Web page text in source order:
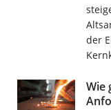
der
Wie